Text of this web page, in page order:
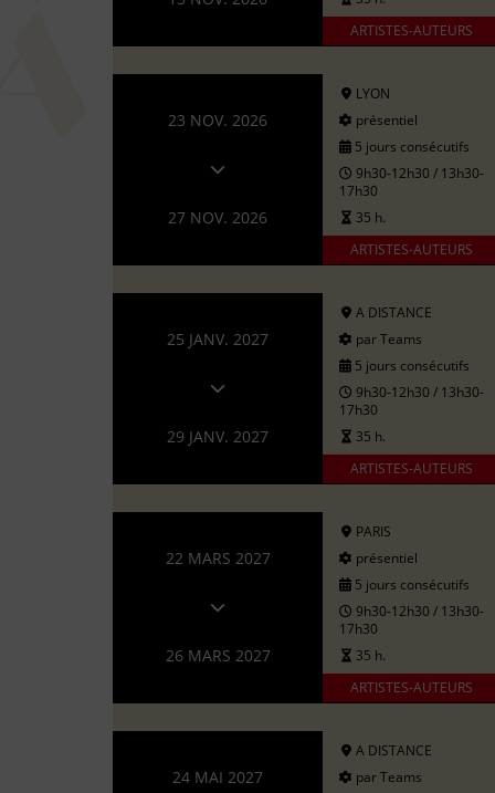
ARTISTES-AUTEURS
23 NOV. 2026
27 NOV. 2026
LYON
présentiel
5 jours consécutifs
9h30-12h30 / 13h30-
17h30
35 h.
ARTISTES-AUTEURS
25 JANV. 2027
29 JANV. 2027
A DISTANCE
par Teams
5 jours consécutifs
9h30-12h30 / 13h30-
17h30
35 h.
ARTISTES-AUTEURS
22 MARS 2027
26 MARS 2027
PARIS
présentiel
5 jours consécutifs
9h30-12h30 / 13h30-
17h30
35 h.
ARTISTES-AUTEURS
24 MAI 2027
A DISTANCE
par Teams